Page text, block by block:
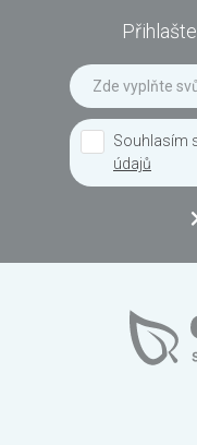
Souhlasím
údajů